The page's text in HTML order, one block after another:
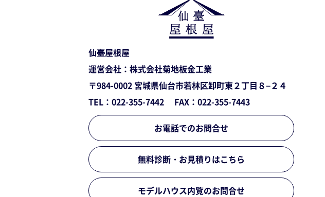
仙臺屋根屋
運営会社：株式会社菊地板金工業
〒984-0002 宮城県仙台市若林区卸町東２丁目８−２４
TEL：022-355-7442
FAX：022-355-7443
お電話でのお問合せ
無料診断・お見積りはこちら
モデルハウス内覧のお問合せ